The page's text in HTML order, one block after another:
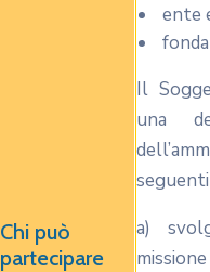
Chi può
partecipare
ente
Il
una
a)